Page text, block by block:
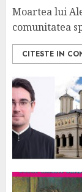
Moartea lui
comunitatea
CITESTE IN